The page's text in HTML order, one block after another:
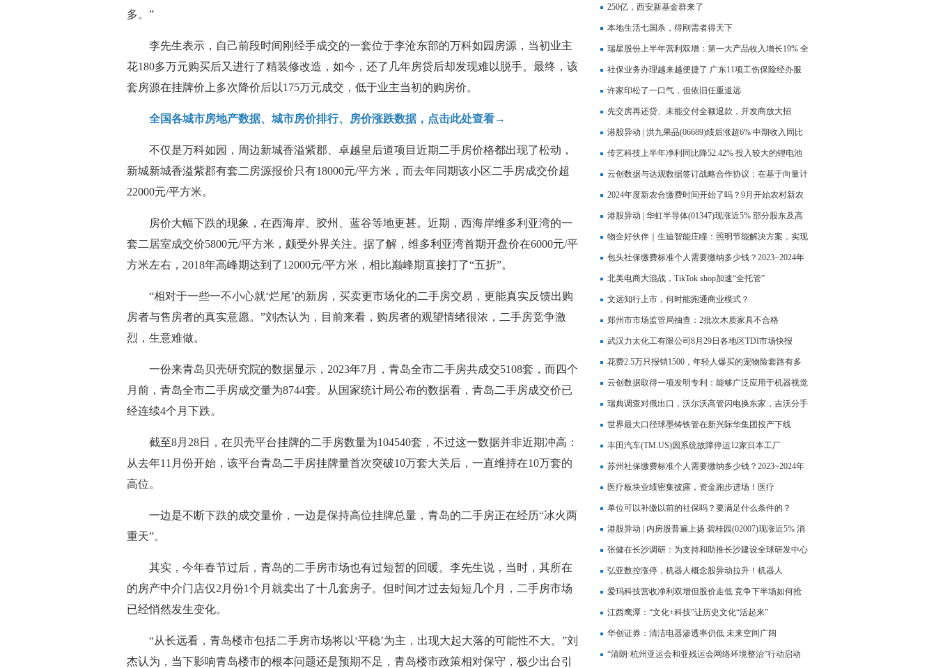
多。”
李先生表示，自己前段时间刚经手成交的一套位于李沧东部的万科如园房源，当初业主
花180多万元购买后又进行了精装修改造，如今，还了几年房贷后却发现难以脱手。最终，该
套房源在挂牌价上多次降价后以175万元成交，低于业主当初的购房价。
全国各城市房地产数据、城市房价排行、房价涨跌数据，点击此处查看→
不仅是万科如园，周边新城香溢紫郡、卓越皇后道项目近期二手房价格都出现了松动，
新城新城香溢紫郡有套二房源报价只有18000元/平方米，而去年同期该小区二手房成交价超
22000元/平方米。
房价大幅下跌的现象，在西海岸、胶州、蓝谷等地更甚。近期，西海岸维多利亚湾的一
套二居室成交价5800元/平方米，颇受外界关注。据了解，维多利亚湾首期开盘价在6000元/平
方米左右，2018年高峰期达到了12000元/平方米，相比巅峰期直接打了“五折”。
“相对于一些一不小心就‘烂尾’的新房，买卖更市场化的二手房交易，更能真实反馈出购
房者与售房者的真实意愿。”刘杰认为，目前来看，购房者的观望情绪很浓，二手房竞争激
烈，生意难做。
一份来青岛贝壳研究院的数据显示，2023年7月，青岛全市二手房共成交5108套，而四个
月前，青岛全市二手房成交量为8744套。从国家统计局公布的数据看，青岛二手房成交价已
经连续4个月下跌。
截至8月28日，在贝壳平台挂牌的二手房数量为104540套，不过这一数据并非近期冲高：
从去年11月份开始，该平台青岛二手房挂牌量首次突破10万套大关后，一直维持在10万套的
高位。
一边是不断下跌的成交量价，一边是保持高位挂牌总量，青岛的二手房正在经历“冰火两
重天”。
其实，今年春节过后，青岛的二手房市场也有过短暂的回暖。李先生说，当时，其所在
的房产中介门店仅2月份1个月就卖出了十几套房子。但时间才过去短短几个月，二手房市场
已经悄然发生变化。
“从长远看，青岛楼市包括二手房市场将以‘平稳’为主，出现大起大落的可能性不大。”刘
杰认为，当下影响青岛楼市的根本问题还是预期不足，青岛楼市政策相对保守，极少出台引
250亿，西安新基金群来了
本地生活七国杀，得刚需者得天下
瑞星股份上半年营利双增：第一大产品收入增长19% 全
面强化研产销实力夯实发展底座
社保业务办理越来越便捷了 广东11项工伤保险经办服
务实现“全省通办”
许家印松了一口气，但依旧任重道远
先交房再还贷、未能交付全额退款，开发商放大招
港股异动 | 洪九果品(06689)绩后涨超6% 中期收入同比
增近20% 经营活动现金流持续优化
传艺科技上半年净利同比降52.42% 投入较大的锂电池
业务如何发展受关注
云创数据与达观数据签订战略合作协议：在基于向量计
算一体机的大模型等领域开展战略合作
2024年度新农合缴费时间开始了吗？9月开始农村新农
合缴费标准是多少？
港股异动 | 华虹半导体(01347)现涨近5% 部分股东及高
管拟增持公司A股股份 盘后将发业绩
物企好伙伴｜生迪智能庄瞳：照明节能解决方案，实现
节能50%-90%
包头社保缴费标准个人需要缴纳多少钱？2023~2024年
包头社保缴费多少钱一个月
北美电商大混战，TikTok shop加速“全托管”
文远知行上市，何时能跑通商业模式？
郑州市市场监管局抽查：2批次木质家具不合格
武汉力太化工有限公司8月29日各地区TDI市场快报
花费2.5万只报销1500，年轻人爆买的宠物险套路有多
深？
云创数据取得一项发明专利：能够广泛应用于机器视觉
中的目标分割场景
瑞典调查对俄出口，沃尔沃高管闪电换东家，吉沃分手
倒计时？
世界最大口径球墨铸铁管在新兴际华集团投产下线
丰田汽车(TM.US)因系统故障停运12家日本工厂
苏州社保缴费标准个人需要缴纳多少钱？2023~2024年
苏州社保缴费多少钱一个月
医疗板块业绩密集披露，资金跑步进场！医疗
ETF(512170)融资余额历史首次突破10亿元大关
单位可以补缴以前的社保吗？要满足什么条件的？
港股异动 | 内房股普遍上扬 碧桂园(02007)现涨近5% 消
息称存量房贷利率即将下调
张健在长沙调研：为支持和助推长沙建设全球研发中心
城市广泛汇聚智慧力量
弘亚数控涨停，机器人概念股异动拉升！机器人
ETF(562500)延续反弹
爱玛科技营收净利双增但股价走低 竞争下半场如何抢
占先机
江西鹰潭：“文化+科技”让历史文化“活起来”
华创证券：清洁电器渗透率仍低 未来空间广阔
“清朗·杭州亚运会和亚残运会网络环境整治”行动启动